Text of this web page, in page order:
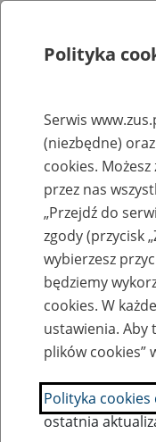
Rejestry, ewidencje i archiwa
Baza
Nazwa zakładu pracy:
SZUKAJ
Polityka
Serwis
(niezbędne)
cookies.
przez nas
„Przejdź do
zgody (przycisk
wybierzesz
będziemy
cookies. W
ustawienia. Aby
plików cookies”
Polityka cookies
ostatnia